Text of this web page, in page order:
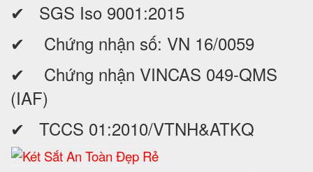
✔ SGS Iso 9001:2015
✔ Chứng nhận số: VN 16/0059
✔ Chứng nhận VINCAS 049-QMS
(IAF)
✔ TCCS 01:2010/VTNH&ATKQ